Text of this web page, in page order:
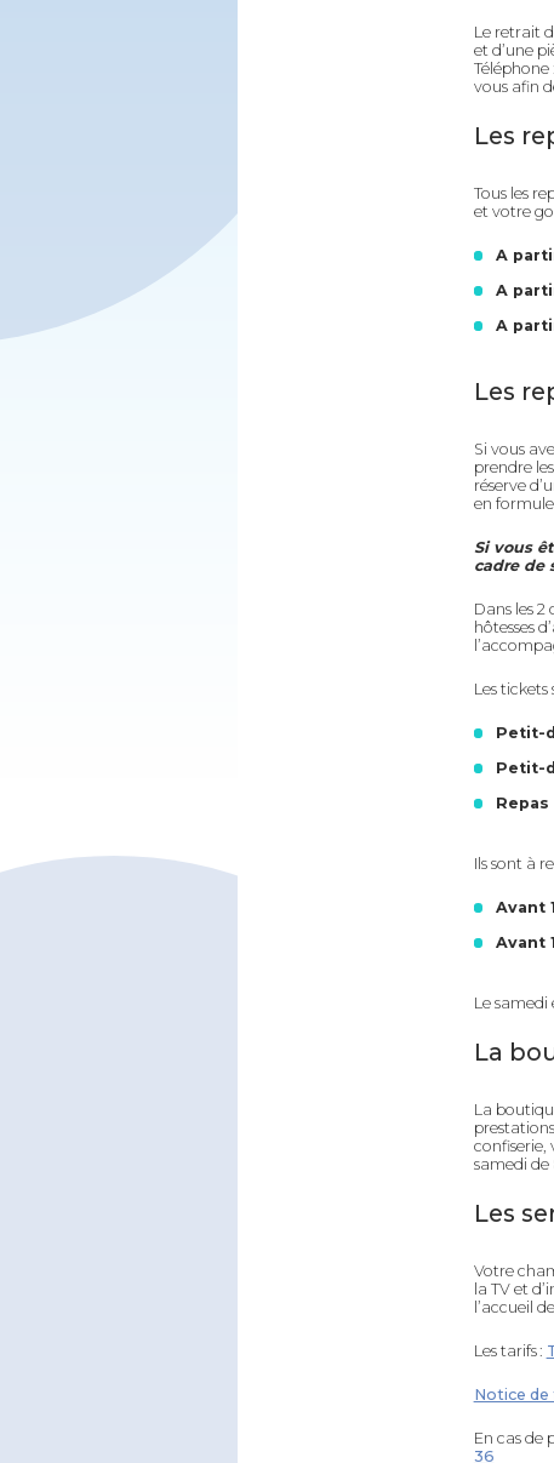
Le retrait
et d’une
Téléphone
vous afin
Les
Tous les
et votre
A
A
A
Les
Si vous
prendre
réserve
en
Si vous
cadre de
Dans les
hôtesses
Les
Petit-
Petit-
Repas
Ils sont à
Avant
Avant
Le samedi
La
La
confiserie,
samedi de
Les
Votre
la TV et
l’accueil
Les tarifs :
Notice de
En cas de
36